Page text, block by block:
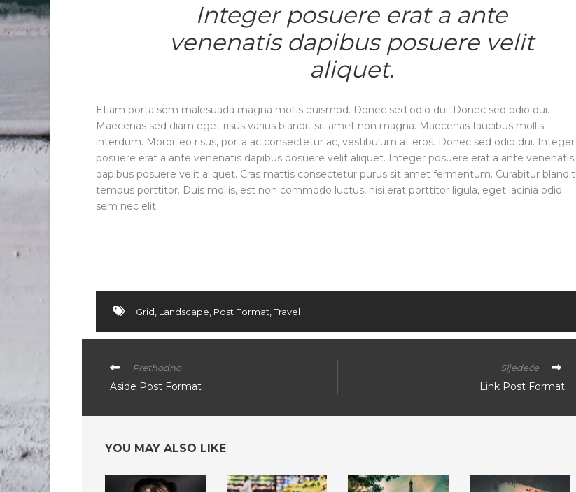
Integer posuere erat a ante
venenatis dapibus posuere velit
aliquet.
Etiam porta sem malesuada magna mollis euismod. Donec sed odio dui. Donec sed odio dui.
Maecenas sed diam eget risus varius blandit sit amet non magna. Maecenas faucibus mollis
interdum. Morbi leo risus, porta ac consectetur ac, vestibulum at eros. Donec sed odio dui. Integer
posuere erat a ante venenatis dapibus posuere velit aliquet. Integer posuere erat a ante venenatis
dapibus posuere velit aliquet. Cras mattis consectetur purus sit amet fermentum. Curabitur blandit
tempus porttitor. Duis mollis, est non commodo luctus, nisi erat porttitor ligula, eget lacinia odio
sem nec elit.
Grid Landscape Post Format Travel
Prethodno
Aside Post Format
Sljedeće
Link Post Format
YOU MAY ALSO LIKE